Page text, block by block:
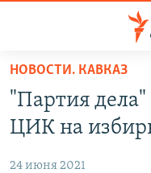
упрощенного
доступа
Вернуться
основному
ПРОГРАММЫ
ПОДКАСТЫ
АВТОРСКИЕ ПРОЕКТЫ
НОВОСТИ. КАВКАЗ
"Партия дела"
ЦИК на
24 июня 2021